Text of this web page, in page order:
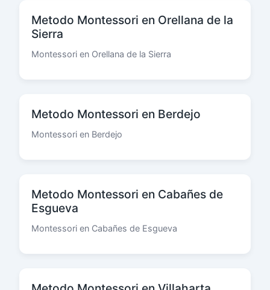
Metodo Montessori en Orellana de la
Sierra
Montessori en Orellana de la Sierra
Metodo Montessori en Berdejo
Montessori en Berdejo
Metodo Montessori en Cabañes de
Esgueva
Montessori en Cabañes de Esgueva